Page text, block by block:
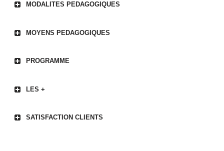
MODALITES PEDAGOGIQUES
MOYENS PEDAGOGIQUES
PROGRAMME
LES +
SATISFACTION CLIENTS